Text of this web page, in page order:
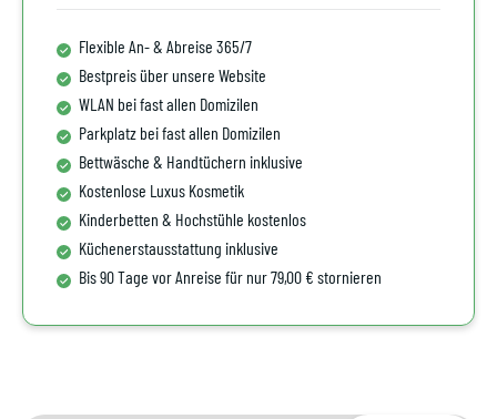
Flexible An- & Abreise 365/7
Bestpreis über unsere Website
WLAN bei fast allen Domizilen
Parkplatz bei fast allen Domizilen
Bettwäsche & Handtüchern inklusive
Kostenlose Luxus Kosmetik
Kinderbetten & Hochstühle kostenlos
Küchenerstausstattung inklusive
Bis 90 Tage vor Anreise für nur 79,00 € stornieren